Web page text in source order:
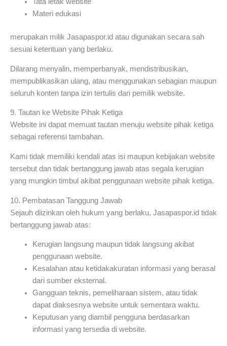
Tata letak website
Materi edukasi
merupakan milik Jasapaspor.id atau digunakan secara sah
sesuai ketentuan yang berlaku.
Dilarang menyalin, memperbanyak, mendistribusikan,
mempublikasikan ulang, atau menggunakan sebagian maupun
seluruh konten tanpa izin tertulis dari pemilik website.
9. Tautan ke Website Pihak Ketiga
Website ini dapat memuat tautan menuju website pihak ketiga
sebagai referensi tambahan.
Kami tidak memiliki kendali atas isi maupun kebijakan website
tersebut dan tidak bertanggung jawab atas segala kerugian
yang mungkin timbul akibat penggunaan website pihak ketiga.
10. Pembatasan Tanggung Jawab
Sejauh diizinkan oleh hukum yang berlaku, Jasapaspor.id tidak
bertanggung jawab atas:
Kerugian langsung maupun tidak langsung akibat
penggunaan website.
Kesalahan atau ketidakakuratan informasi yang berasal
dari sumber eksternal.
Gangguan teknis, pemeliharaan sistem, atau tidak
dapat diaksesnya website untuk sementara waktu.
Keputusan yang diambil pengguna berdasarkan
informasi yang tersedia di website.